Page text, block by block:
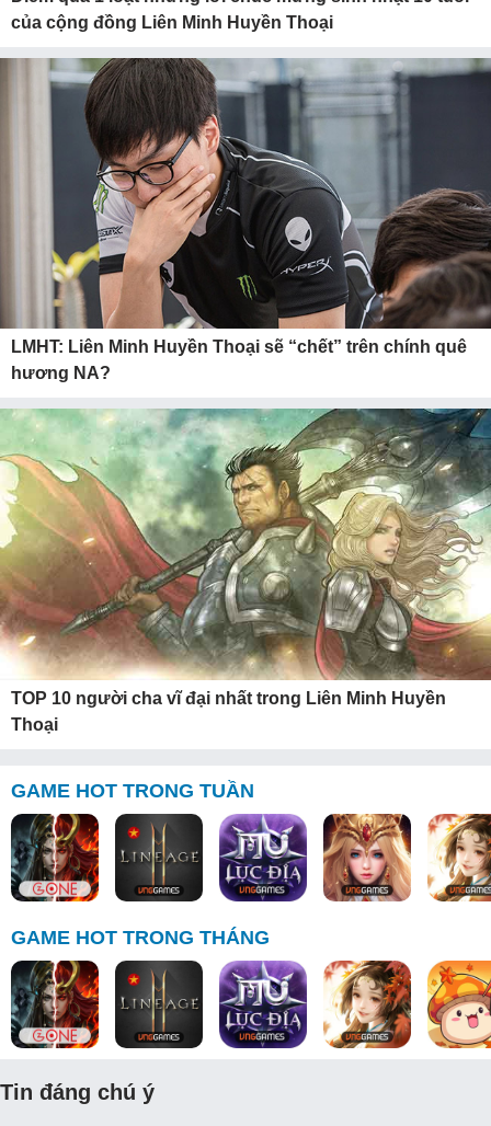
của cộng đồng Liên Minh Huyền Thoại
LMHT: Liên Minh Huyền Thoại sẽ “chết” trên chính quê
hương NA?
TOP 10 người cha vĩ đại nhất trong Liên Minh Huyền
Thoại
GAME HOT TRONG TUẦN
GAME HOT TRONG THÁNG
Tin đáng chú ý